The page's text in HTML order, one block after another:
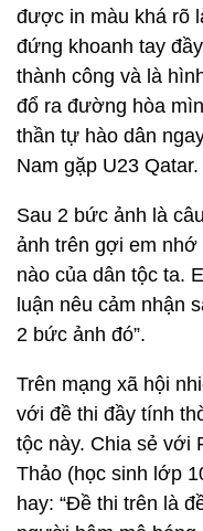
được in màu khá rõ
đứng khoanh tay
thành công và là
đổ ra đường hòa
thần tự hào dân
Nam gặp U23 Qatar.
Sau 2 bức ảnh là
ảnh trên gợi em
nào của dân tộc ta.
luận nêu cảm nhận
2 bức ảnh đó”.
Trên mạng xã hội
với đề thi đầy tính
tộc này. Chia sẻ với
Thảo (học sinh lớp
hay: “Đề thi trên là